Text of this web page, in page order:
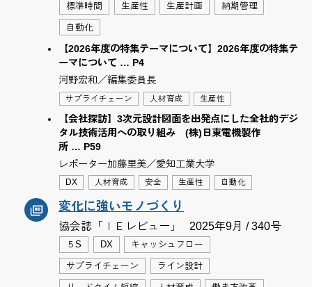
標準時間 生産性 生産計画 納期管理
自動化
【2026年度の特集テーマについて】2026年度の特集テ
ーマについて … P4
河野宏和／編集委員長
サプライチェーン 人材育成 生産性
【会社探訪】3次元設計図面を出発点にした全社的デジ
タル技術活用への取り組み (株)日東電機製作
所 … P59
レポーター加藤里美／愛知工業大学
DX 人材育成 安全 生産性 自動化
変化に強いモノづくり
協会誌「ＩＥレビュー」 2025年9月 / 340号
５S DX キャッシュフロー
サプライチェーン ライン設計